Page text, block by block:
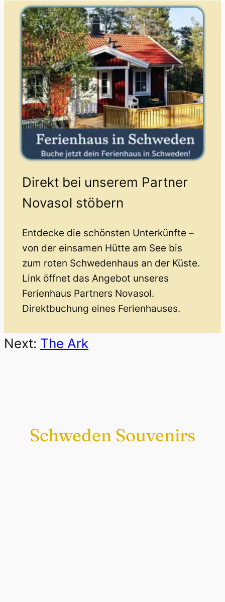
Direkt bei unserem Partner
Novasol stöbern
Entdecke die schönsten Unterkünfte –
von der einsamen Hütte am See bis
zum roten Schwedenhaus an der Küste.
Link öffnet das Angebot unseres
Ferienhaus Partners Novasol.
Direktbuchung eines Ferienhauses.
Next: The Ark
Schweden Souvenirs